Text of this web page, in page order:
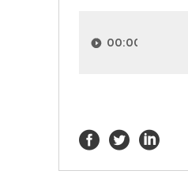
de
00:00